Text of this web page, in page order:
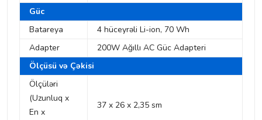
Güc
Batareya
4 hüceyrəli Li-ion, 70 Wh
Adapter
200W Ağıllı AC Güc Adapteri
Ölçüsü və Çəkisi
Ölçüləri
(Uzunluq x
En x
37 x 26 x 2,35 sm